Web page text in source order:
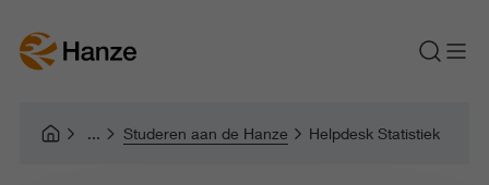
Studeren aan de Hanze Helpdesk Statistiek